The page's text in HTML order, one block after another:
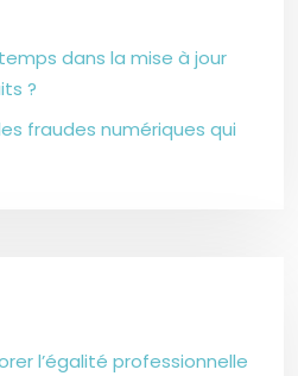
dans la mise à jour
?
fraudes numériques qui
l’égalité professionnelle